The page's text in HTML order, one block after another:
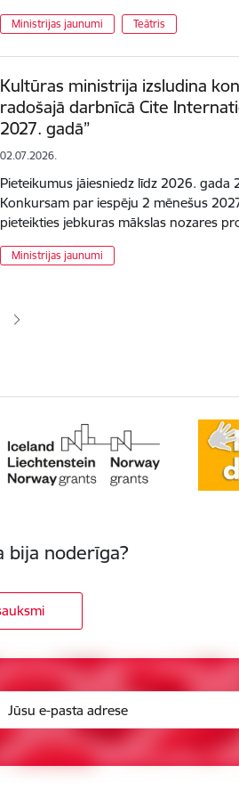
Ministrijas jaunumi Teātris
Kultūras ministrija izsludina
radošajā darbnīcā Cite
2027. gadā”
02.07.2026.
Pieteikumus jāiesniedz līdz 2026. gada
Konkursam par iespēju 2 mēnešus
pieteikties jebkuras mākslas nozares
Ministrijas jaunumi
bija noderīga?